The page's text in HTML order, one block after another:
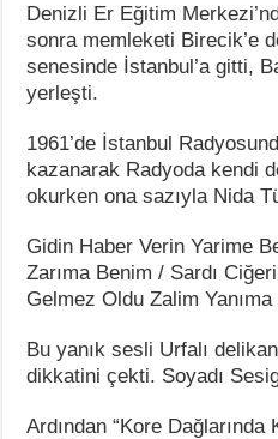
Denizli Er Eğitim
sonra memleketi Birecik’e
senesinde İstanbul’a gitti,
yerleşti.
1961’de İstanbul
kazanarak Radyoda kendi
okurken ona sazıyla Nida
Gidin Haber Verin Yarime
Zarıma Benim / Sardı
Gelmez Oldu Zalim Yanıma
Bu yanık sesli Urfalı
dikkatini çekti. Soyadı
Ardından “Kore